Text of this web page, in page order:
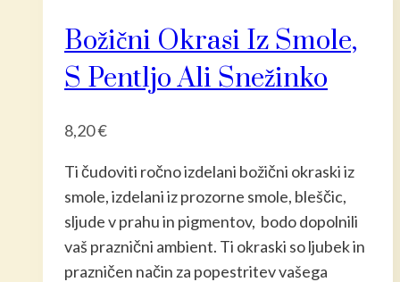
lahko
Božični Okrasi Iz Smole,
S Pentljo Ali Snežinko
8,20€
Ti čudoviti ročno izdelani božični okraski iz
smole, izdelani iz prozorne smole, bleščic,
sljude v prahu in pigmentov, bodo dopolnili
vaš praznični ambient. Ti okraski so ljubek in
prazničen način za popestritev vašega